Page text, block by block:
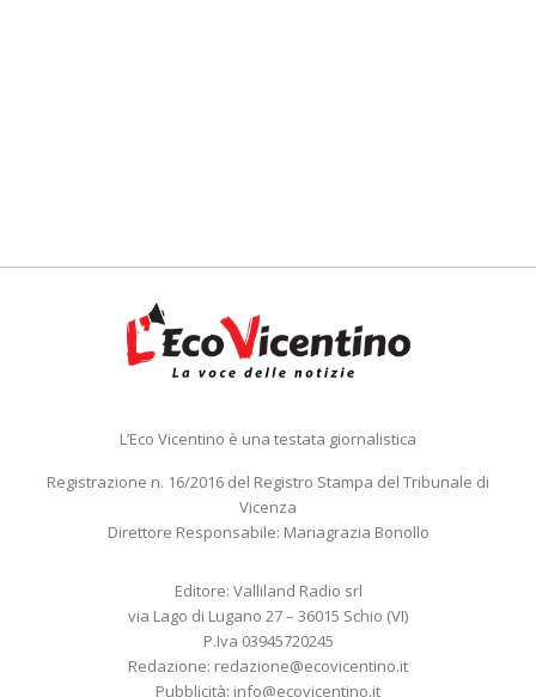
L’Eco Vicentino è una testata giornalistica
Registrazione n. 16/2016 del Registro Stampa del Tribunale di
Vicenza
Direttore Responsabile: Mariagrazia Bonollo
Editore: Valliland Radio srl
via Lago di Lugano 27 – 36015 Schio (VI)
P.Iva 03945720245
Redazione: redazione@ecovicentino.it
Pubblicità: info@ecovicentino.it